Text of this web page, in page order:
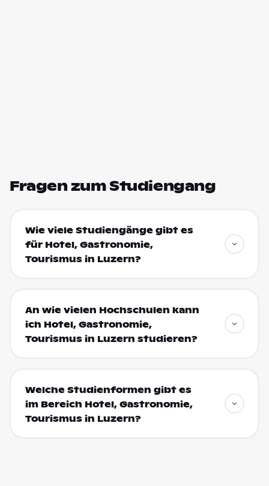
Fragen zum Studiengang
Wie viele Studiengänge gibt es
für Hotel, Gastronomie,
Tourismus in Luzern?
An wie vielen Hochschulen kann
ich Hotel, Gastronomie,
Tourismus in Luzern studieren?
Welche Studienformen gibt es
im Bereich Hotel, Gastronomie,
Tourismus in Luzern?